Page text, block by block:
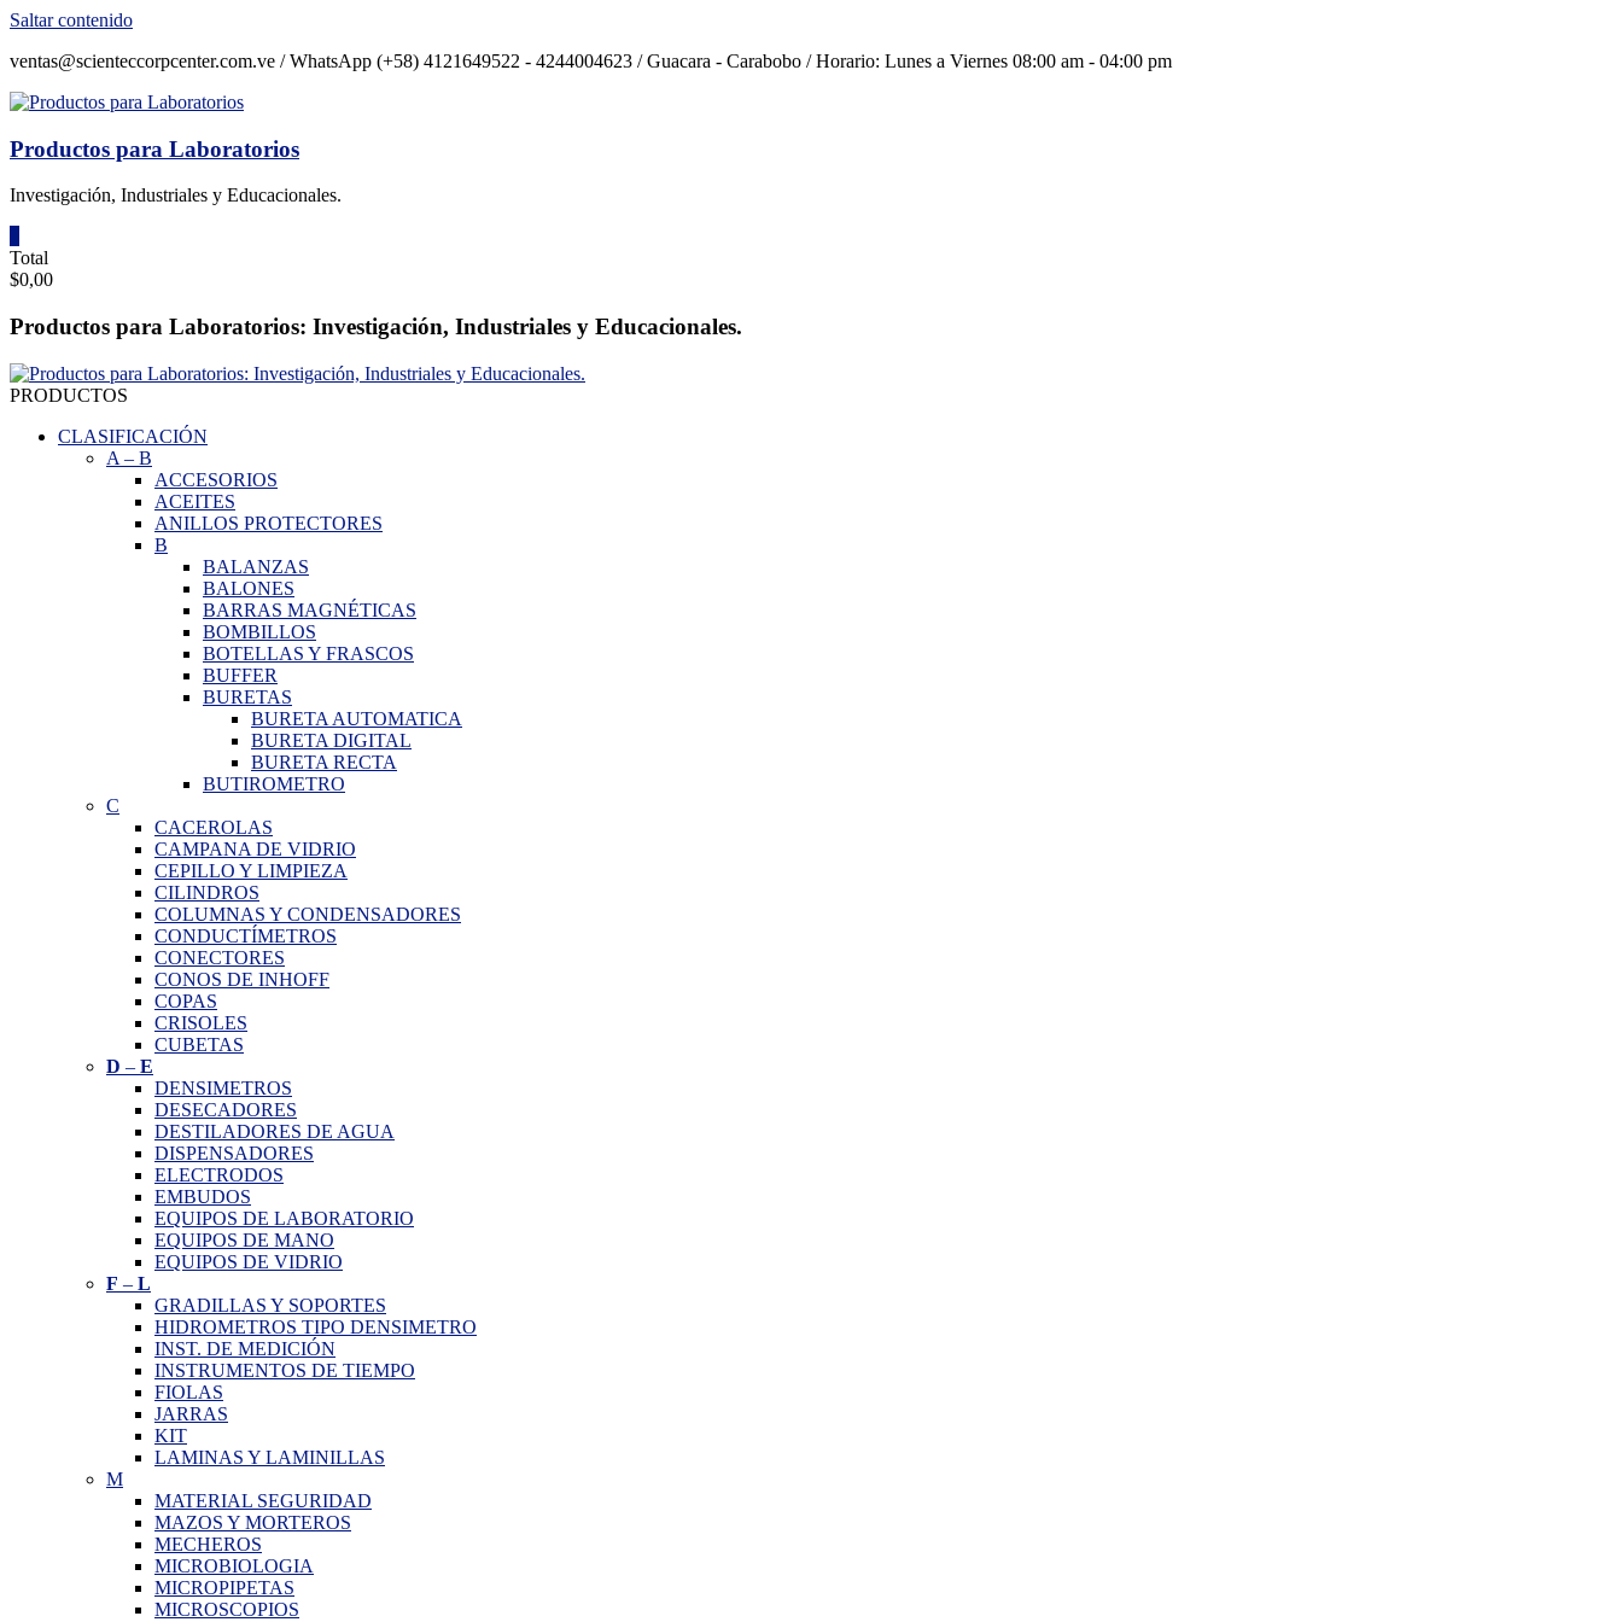
Saltar contenido
ventas@scienteccorpcenter.com.ve / WhatsApp (+58) 4121649522 - 4244004623 / Guacara - Carabobo / Horario: Lunes a Viernes 08:00 am - 04:00 pm
Productos para Laboratorios
Investigación, Industriales y Educacionales.
Total
$0,00
Productos para Laboratorios: Investigación, Industriales y Educacionales.
PRODUCTOS
CLASIFICACIÓN
A – B
ACCESORIOS
ACEITES
ANILLOS PROTECTORES
B
BALANZAS
BALONES
BARRAS MAGNÉTICAS
BOMBILLOS
BOTELLAS Y FRASCOS
BUFFER
BURETAS
BURETA AUTOMATICA
BURETA DIGITAL
BURETA RECTA
BUTIROMETRO
C
CACEROLAS
CAMPANA DE VIDRIO
CEPILLO Y LIMPIEZA
CILINDROS
COLUMNAS Y CONDENSADORES
CONDUCTÍMETROS
CONECTORES
CONOS DE INHOFF
COPAS
CRISOLES
CUBETAS
D – E
DENSIMETROS
DESECADORES
DESTILADORES DE AGUA
DISPENSADORES
ELECTRODOS
EMBUDOS
EQUIPOS DE LABORATORIO
EQUIPOS DE MANO
EQUIPOS DE VIDRIO
F – L
GRADILLAS Y SOPORTES
HIDROMETROS TIPO DENSIMETRO
INST. DE MEDICIÓN
INSTRUMENTOS DE TIEMPO
FIOLAS
JARRAS
KIT
LAMINAS Y LAMINILLAS
M
MATERIAL SEGURIDAD
MAZOS Y MORTEROS
MECHEROS
MICROBIOLOGIA
MICROPIPETAS
MICROSCOPIOS